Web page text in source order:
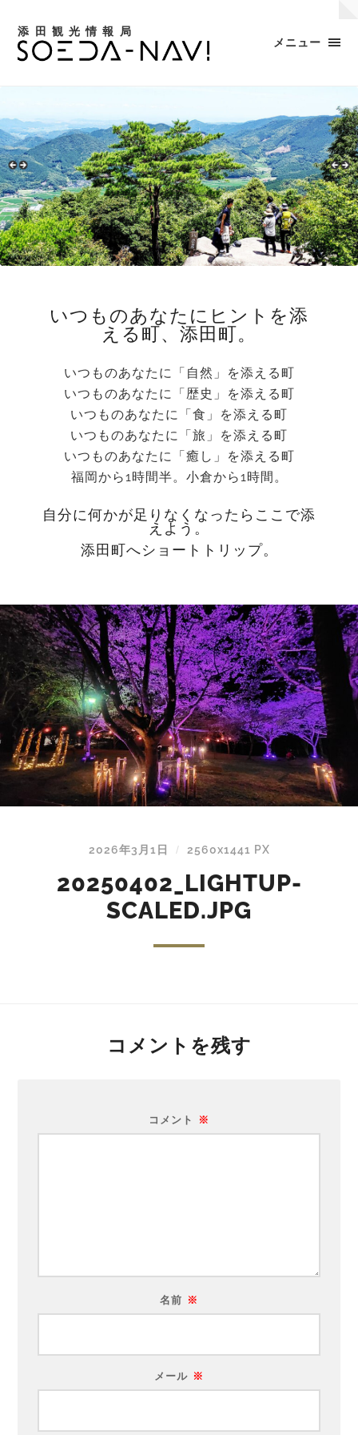
添田観光情報局
メニュー
いつものあなたにヒントを添
える町、添田町。
いつものあなたに「自然」を添える町
いつものあなたに「歴史」を添える町
いつものあなたに「食」を添える町
いつものあなたに「旅」を添える町
いつものあなたに「癒し」を添える町
福岡から1時間半。小倉から1時間。
自分に何かが足りなくなったらここで添
えよう。
添田町へショートトリップ。
2026年3月1日 / 2560x1441 PX
20250402_LIGHTUP-
SCALED.JPG
コメントを残す
コメント ※
名前 ※
メール ※